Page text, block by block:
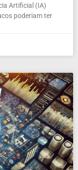
Artificial (IA)
poderiam ter